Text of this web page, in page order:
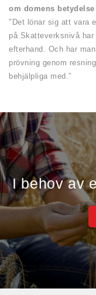
om domens betydelse
"Det lönar sig att vara
på Skatteverksnivå
efterhand. Och har
prövning genom
behjälpliga med.”
I behov av